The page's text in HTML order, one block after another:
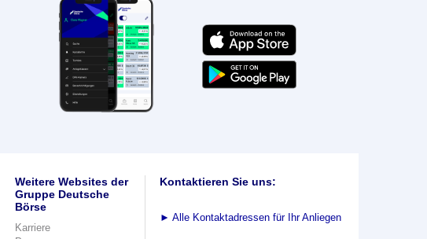
Weitere Websites der
Gruppe Deutsche
Börse
Karriere
Kontaktieren Sie uns:
► Alle Kontaktadressen für Ihr Anliegen